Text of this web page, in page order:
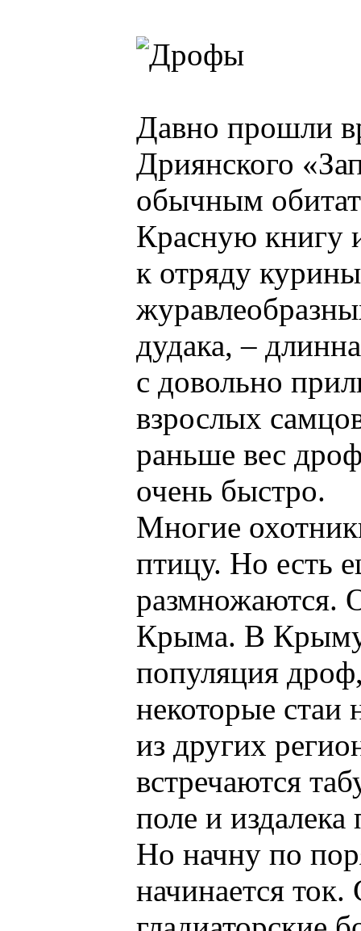
Давно прошли
Дриянского
обычным
Красную книгу
к отряду
дудака, –
с довольно
взрослых
раньше вес
очень быстро.
Многие
птицу. Но есть
размножаются.
Крыма. В Крыму
популяция
некоторые стаи
из других
встречаются
поле и
Но начну по
начинается